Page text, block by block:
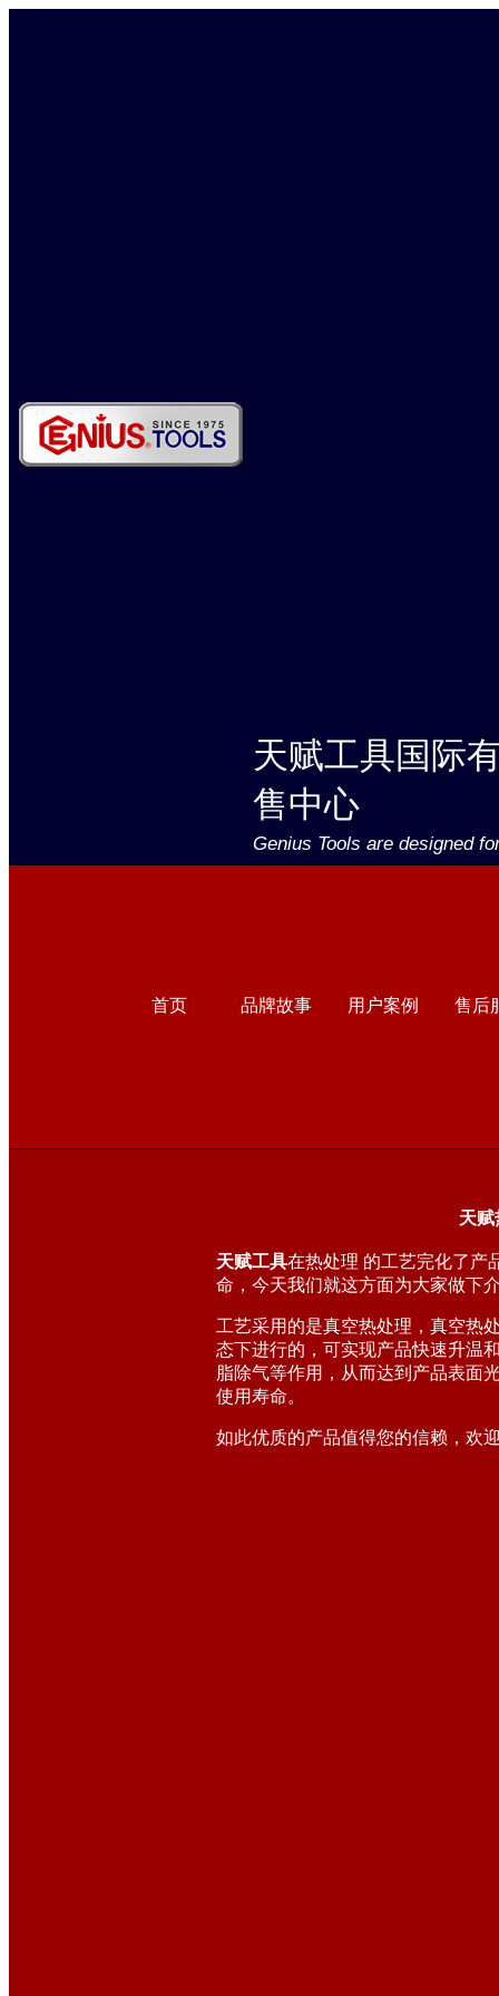
天赋工具国际
售中心
Genius Tools are designed
首页 品牌故事 用户案例 售后
天赋
天赋工具在热处理 的工艺完化了产
命，今天我们就这方面为大家做下
工艺采用的是真空热处理，真空热
态下进行的，可实现产品快速升温
脂除气等作用，从而达到产品表面
使用寿命。
如此优质的产品值得您的信赖，欢